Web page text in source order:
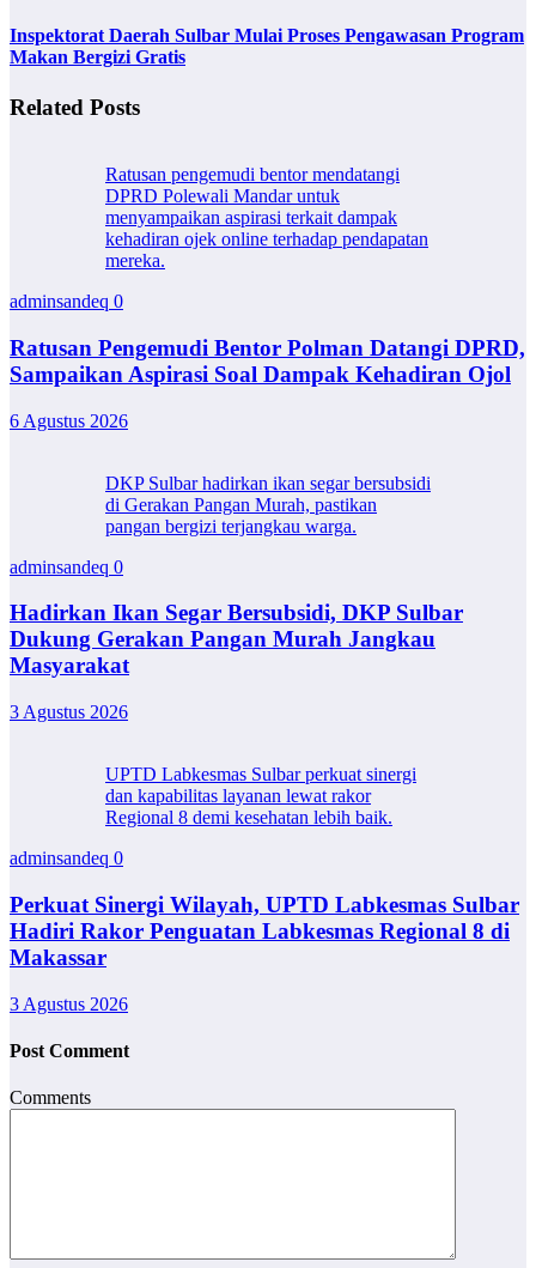
Inspektorat Daerah Sulbar Mulai Proses Pengawasan Program
Makan Bergizi Gratis
Related Posts
Ratusan pengemudi bentor mendatangi
DPRD Polewali Mandar untuk
menyampaikan aspirasi terkait dampak
kehadiran ojek online terhadap pendapatan
mereka.
adminsandeq 0
Ratusan Pengemudi Bentor Polman Datangi DPRD,
Sampaikan Aspirasi Soal Dampak Kehadiran Ojol
6 Agustus 2026
DKP Sulbar hadirkan ikan segar bersubsidi
di Gerakan Pangan Murah, pastikan
pangan bergizi terjangkau warga.
adminsandeq 0
Hadirkan Ikan Segar Bersubsidi, DKP Sulbar
Dukung Gerakan Pangan Murah Jangkau
Masyarakat
3 Agustus 2026
UPTD Labkesmas Sulbar perkuat sinergi
dan kapabilitas layanan lewat rakor
Regional 8 demi kesehatan lebih baik.
adminsandeq 0
Perkuat Sinergi Wilayah, UPTD Labkesmas Sulbar
Hadiri Rakor Penguatan Labkesmas Regional 8 di
Makassar
3 Agustus 2026
Post Comment
Comments